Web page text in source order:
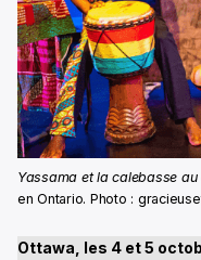
Yassama et la calebasse au
en Ontario. Photo :
Ottawa, les 4 et 5